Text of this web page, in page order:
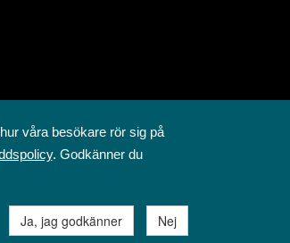
våra besökare rör sig på
. Godkänner du
Ja, jag godkänner Nej